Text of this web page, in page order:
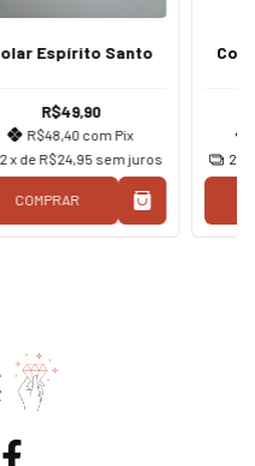
Espírito Santo
R$49,90
R$48,40 com Pix
2x de R$24,95 sem juros
COMPRAR
2